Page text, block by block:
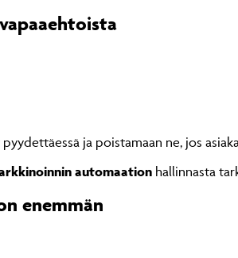
ja poistamaan ne, jos
automaation hallinnasta
enemmän